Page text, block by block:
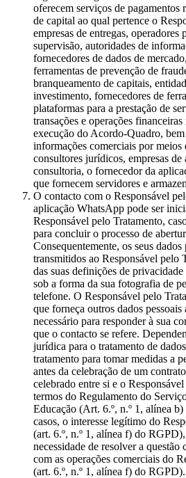
oferecem serviços de pagamentos
de capital ao qual pertence o
empresas de entregas, operadores
supervisão, autoridades de
fornecedores de dados de
ferramentas de prevenção de
branqueamento de capitais,
investimento, fornecedores de
plataformas para a prestação de
transações e operações
execução do Acordo-Quadro,
informações comerciais por meios
consultores jurídicos, empresas de
consultoria, o fornecedor da
que fornecem servidores e
O contacto com o Responsável
aplicação WhatsApp pode ser
Responsável pelo Tratamento,
para concluir o processo de
Consequentemente, os seus dados
transmitidos ao Responsável pelo
das suas definições de
sob a forma da sua fotografia de
telefone. O Responsável pelo
que forneça outros dados
necessário para responder à sua
que o contacto se refere.
jurídica para o tratamento de
tratamento para tomar medidas a
antes da celebração de um
celebrado entre si e o
termos do Regulamento do
Educação (Art. 6.º, n.º 1, alínea
casos, o interesse legítimo do
(art. 6.º, n.º 1, alínea f) do
necessidade de resolver a questão
com as operações comerciais do
(art. 6.º, n.º 1, alínea f) do RGPD).